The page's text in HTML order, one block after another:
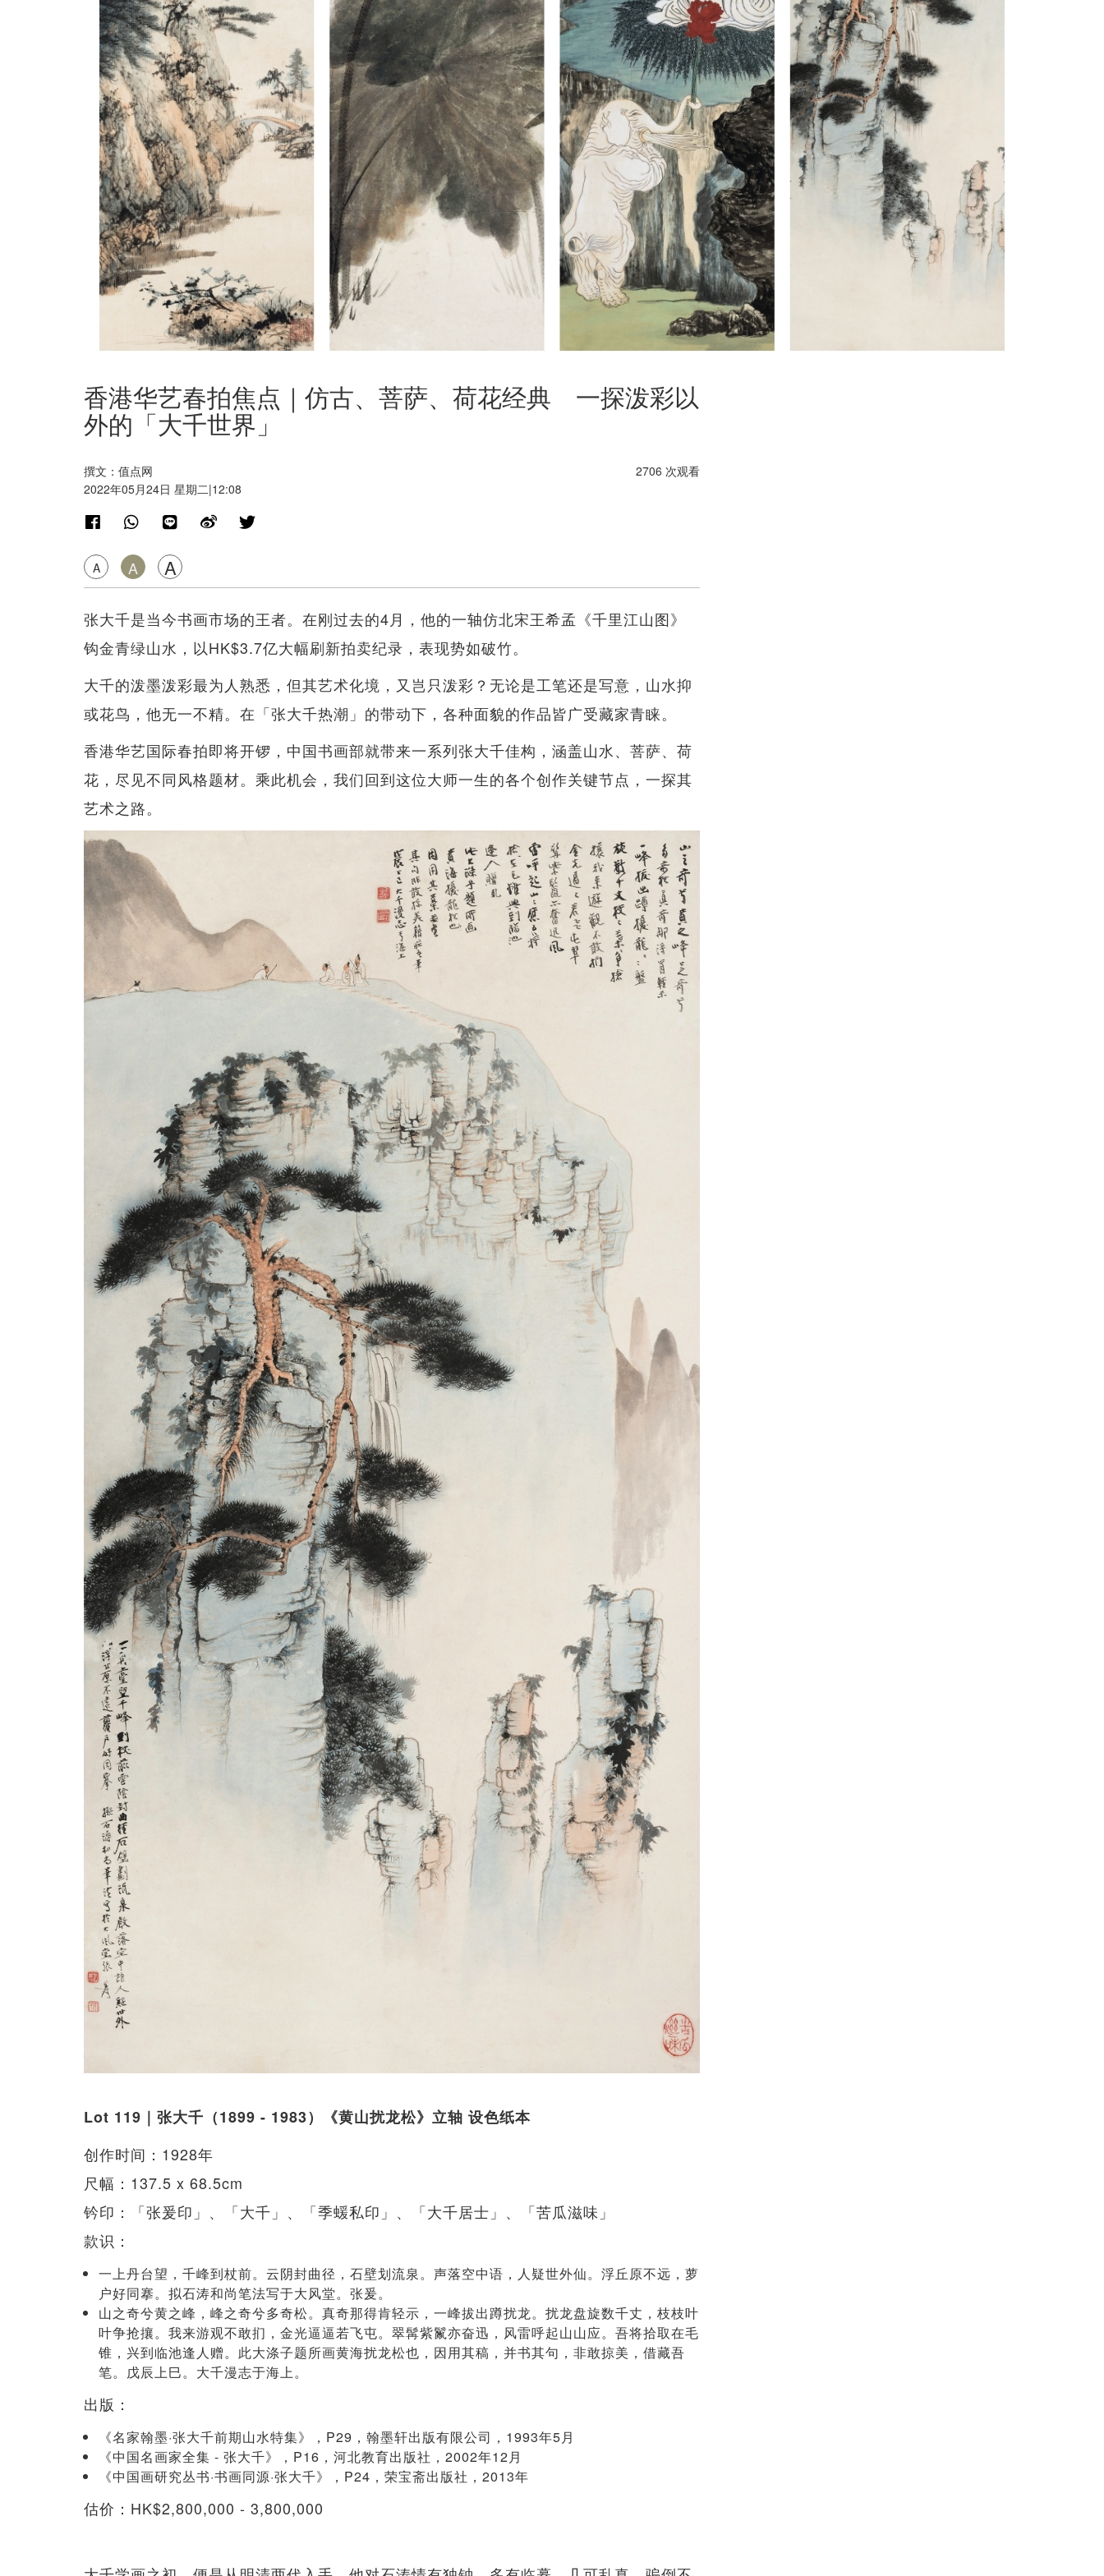
香港华艺春拍焦点｜仿古、菩萨、荷花经典 一探泼彩以
外的「大千世界」
撰文：值点网
2022年05月24日 星期二|12:08
A A A
2706 次观看
张大千是当今书画市场的王者。在刚过去的4月，他的一轴仿北宋王希孟《千里江山图》
钩金青绿山水，以HK$3.7亿大幅刷新拍卖纪录，表现势如破竹。
大千的泼墨泼彩最为人熟悉，但其艺术化境，又岂只泼彩？无论是工笔还是写意，山水抑
或花鸟，他无一不精。在「张大千热潮」的带动下，各种面貌的作品皆广受藏家青睐。
香港华艺国际春拍即将开锣，中国书画部就带来一系列张大千佳构，涵盖山水、菩萨、荷
花，尽见不同风格题材。乘此机会，我们回到这位大师一生的各个创作关键节点，一探其
艺术之路。
Lot 119｜张大千（1899 - 1983）《黄山扰龙松》立轴 设色纸本
创作时间：1928年
尺幅：137.5 x 68.5cm
钤印：「张爰印」、「大千」、「季蝯私印」、「大千居士」、「苦瓜滋味」
款识：
一上丹台望，千峰到杖前。云阴封曲径，石壁划流泉。声落空中语，人疑世外仙。浮丘原不远，萝
户好同搴。拟石涛和尚笔法写于大风堂。张爰。
山之奇兮黄之峰，峰之奇兮多奇松。真奇那得肯轻示，一峰拔出蹲扰龙。扰龙盘旋数千丈，枝枝叶
叶争抢攘。我来游观不敢扪，金光逼逼若飞屯。翠髯紫鬣亦奋迅，风雷呼起山山应。吾将拾取在毛
锥，兴到临池逢人赠。此大涤子题所画黄海扰龙松也，因用其稿，并书其句，非敢掠美，借藏吾
笔。戊辰上巳。大千漫志于海上。
出版：
《名家翰墨·张大千前期山水特集》，P29，翰墨轩出版有限公司，1993年5月
《中国名画家全集 - 张大千》，P16，河北教育出版社，2002年12月
《中国画研究丛书·书画同源·张大千》，P24，荣宝斋出版社，2013年
估价：HK$2,800,000 - 3,800,000